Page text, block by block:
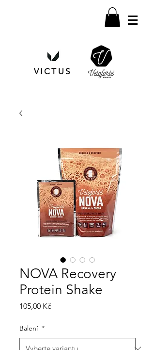
VICTUS
NOVA Recovery
Protein Shake
105,00 KčCena
Balení *